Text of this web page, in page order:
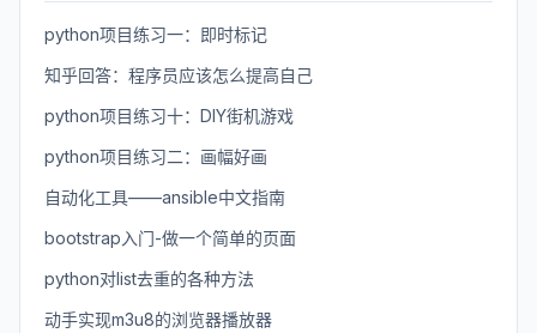
python项目练习一：即时标记
知乎回答：程序员应该怎么提高自己
python项目练习十：DIY街机游戏
python项目练习二：画幅好画
自动化工具——ansible中文指南
bootstrap入门-做一个简单的页面
python对list去重的各种方法
动手实现m3u8的浏览器播放器